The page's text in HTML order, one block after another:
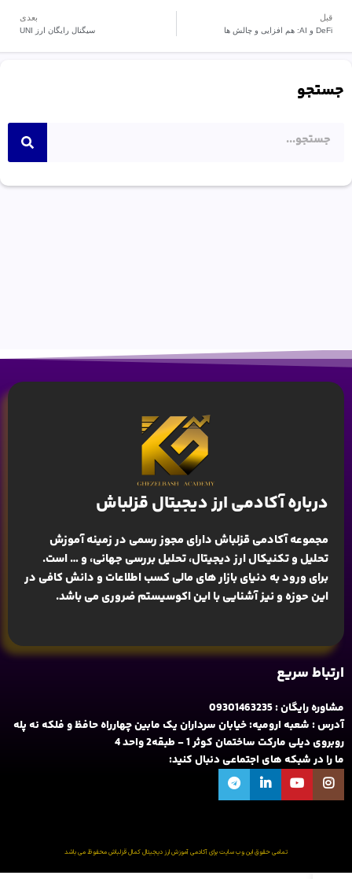
قبل
DeFi و AI: هم افزایی و چالش ها
بعدی
سیگنال رایگان ارز UNI
جستجو
درباره آکادمی ارز دیجیتال قزلباش
مجموعه آکادمی قزلباش دارای مجوز رسمی در زمینهآموزش
تحلیل و تکنیکال ارز دیجیتال، تحلیل بررسی جهانی، و … است.
برای ورود به دنیای بازار های مالی کسب اطلاعات و دانش کافی در
این حوزه و نیز آشنایی با این اکوسیستم ضروری می باشد.
ارتباط سریع
مشاوره رایگان : 09301463235
آدرس : شعبه ارومیه: خیابان سرداران یک مابین چهارراه حافظ و فلکه نه پله
روبروی دیلی مارکت ساختمان کوثر 1 - طبقه2 واحد 4
ما را در شبکه های اجتماعی دنبال کنید:
تمامی حقوق این وب سایت برای آکادمی آموزش ارز دیجیتال کمال قزلباش محفوظ می باشد